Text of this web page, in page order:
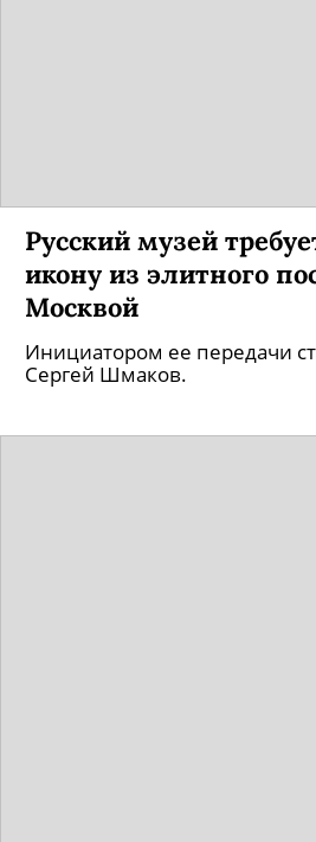
Русский музей
икону из элитного
Москвой
Инициатором ее передачи
Сергей Шмаков.